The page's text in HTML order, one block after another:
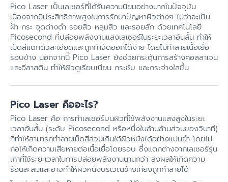
Pico Laser เป็นเลเซอร์ที่ได้รับความนิยมอย่างมากในปัจจุบัน
เนื่องจากมีประสิทธิภาพสูงในการรักษาปัญหาผิวต่างๆ ไม่ว่าจะเป็น
ฝ้า กระ จุดด่างดำ รอยสิว หลุมสิว และรอยสัก ด้วยเทคโนโลยี
Picosecond ที่ปล่อยพลังงานแสงเลเซอร์ในระยะเวลาอันสั้น ทำให้
เม็ดสีแตกตัวละเอียดและถูกกำจัดออกได้ง่าย โดยไม่ทำลายเนื้อเยื่อ
รอบข้าง นอกจากนี้ Pico Laser ยังช่วยกระตุ้นการสร้างคอลลาเจน
และอีลาสติน ทำให้ผิวดูเรียบเนียน กระชับ และกระจ่างใสขึ้น
Pico Laser คืออะไร?
Pico Laser คือ การทำเลเซอร์บนผิวที่ใช้พลังงานแสงสูงในระยะ
เวลาอันสั้น (ระดับ Picosecond หรือหนึ่งในล้านล้านส่วนของวินาที)
ที่ทำให้สามารถทำลายเม็ดสีส่วนเกินใต้ผิวหนังได้อย่างแม่นยำ โดยไม่
ก่อให้เกิดความเสียหายต่อเนื้อเยื่อโดยรอบ ซึ่งแตกต่างจากเลเซอร์รุ่น
เก่าที่ใช้ระยะเวลาในการปล่อยพลังงานนานกว่า ส่งผลให้เกิดความ
ร้อนสะสมและอาจทำให้ผิวหนังบริเวณข้างเคียงถูกทำลายได้